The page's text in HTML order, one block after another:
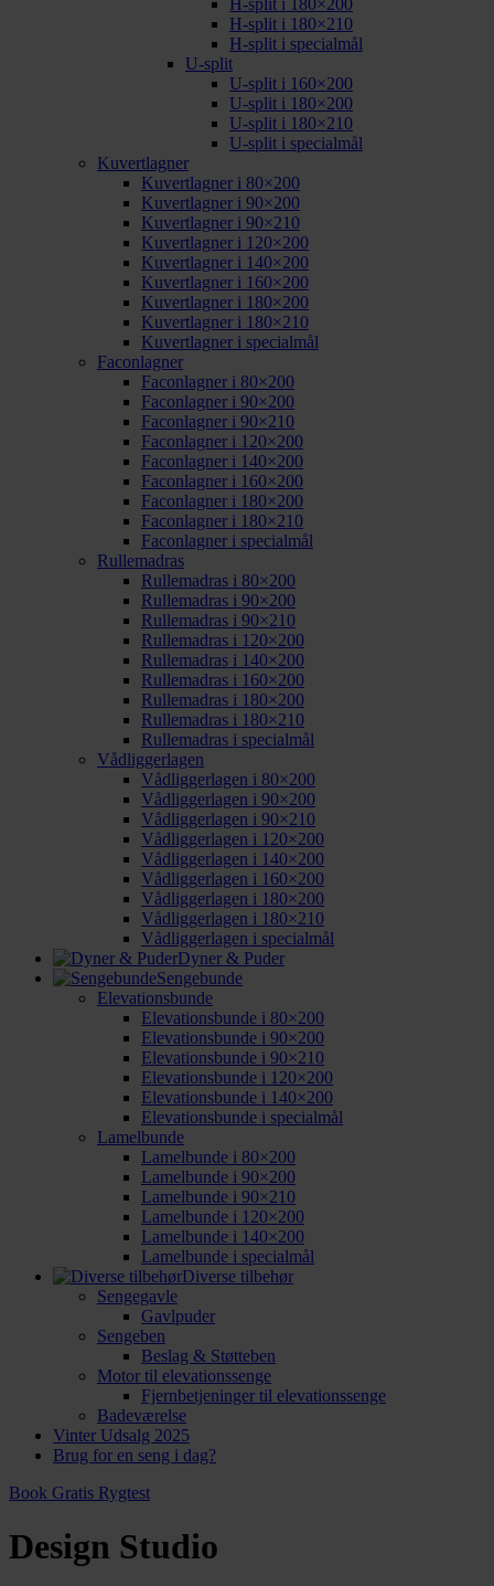
H-split i 180×200
H-split i 180×210
H-split i specialmål
U-split
U-split i 160×200
U-split i 180×200
U-split i 180×210
U-split i specialmål
Kuvertlagner
Kuvertlagner i 80×200
Kuvertlagner i 90×200
Kuvertlagner i 90×210
Kuvertlagner i 120×200
Kuvertlagner i 140×200
Kuvertlagner i 160×200
Kuvertlagner i 180×200
Kuvertlagner i 180×210
Kuvertlagner i specialmål
Faconlagner
Faconlagner i 80×200
Faconlagner i 90×200
Faconlagner i 90×210
Faconlagner i 120×200
Faconlagner i 140×200
Faconlagner i 160×200
Faconlagner i 180×200
Faconlagner i 180×210
Faconlagner i specialmål
Rullemadras
Rullemadras i 80×200
Rullemadras i 90×200
Rullemadras i 90×210
Rullemadras i 120×200
Rullemadras i 140×200
Rullemadras i 160×200
Rullemadras i 180×200
Rullemadras i 180×210
Rullemadras i specialmål
Vådliggerlagen
Vådliggerlagen i 80×200
Vådliggerlagen i 90×200
Vådliggerlagen i 90×210
Vådliggerlagen i 120×200
Vådliggerlagen i 140×200
Vådliggerlagen i 160×200
Vådliggerlagen i 180×200
Vådliggerlagen i 180×210
Vådliggerlagen i specialmål
Dyner & Puder
Sengebunde
Elevationsbunde
Elevationsbunde i 80×200
Elevationsbunde i 90×200
Elevationsbunde i 90×210
Elevationsbunde i 120×200
Elevationsbunde i 140×200
Elevationsbunde i specialmål
Lamelbunde
Lamelbunde i 80×200
Lamelbunde i 90×200
Lamelbunde i 90×210
Lamelbunde i 120×200
Lamelbunde i 140×200
Lamelbunde i specialmål
Diverse tilbehør
Sengegavle
Gavlpuder
Sengeben
Beslag & Støtteben
Motor til elevationssenge
Fjernbetjeninger til elevationssenge
Badeværelse
Vinter Udsalg 2025
Brug for en seng i dag?
Book Gratis Rygtest
Design Studio